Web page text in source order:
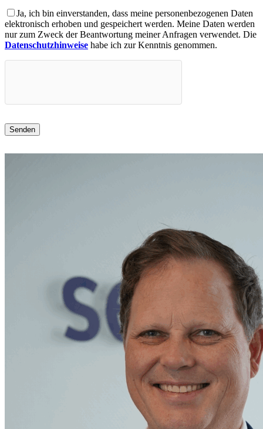
Ja, ich bin einverstanden, dass meine personenbezogenen Daten
elektronisch erhoben und gespeichert werden. Meine Daten werden
nur zum Zweck der Beantwortung meiner Anfragen verwendet. Die
Datenschutzhinweise habe ich zur Kenntnis genommen.